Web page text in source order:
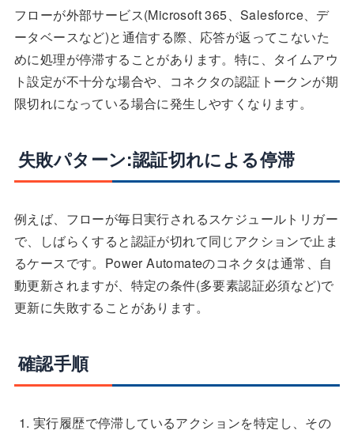
フローが外部サービス(Microsoft 365、Salesforce、デ
ータベースなど)と通信する際、応答が返ってこないた
めに処理が停滞することがあります。特に、タイムアウ
ト設定が不十分な場合や、コネクタの認証トークンが期
限切れになっている場合に発生しやすくなります。
失敗パターン:認証切れによる停滞
例えば、フローが毎日実行されるスケジュールトリガー
で、しばらくすると認証が切れて同じアクションで止ま
るケースです。Power Automateのコネクタは通常、自
動更新されますが、特定の条件(多要素認証必須など)で
更新に失敗することがあります。
確認手順
実行履歴で停滞しているアクションを特定し、その